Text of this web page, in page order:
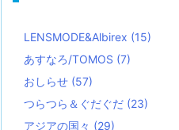
LENSMODE&Albirex (15)
あすなろ/TOMOS (7)
おしらせ (57)
つらつら＆ぐだぐだ (23)
アジアの国々 (29)